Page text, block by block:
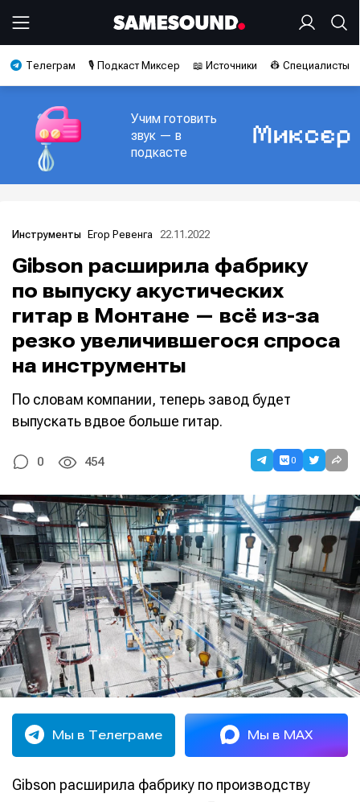
Телеграм 🎙️ Подкаст Миксер 📖 Источники 👷 Специалисты
Учим готовить
звук — в
подкасте
Инструменты Егор Ревенга 22.11.2022
Gibson расширила фабрику
по выпуску акустических
гитар в Монтане — всё из-за
резко увеличившегося спроса
на инструменты
По словам компании, теперь завод будет
выпускать вдвое больше гитар.
0 454 0
Мы в Телеграме Мы в MAX
Gibson расширила фабрику по производству